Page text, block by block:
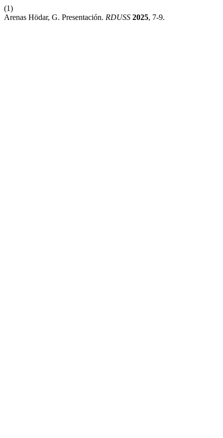
(1)
Arenas Hödar, G. Presentación. RDUSS 2025, 7-9.